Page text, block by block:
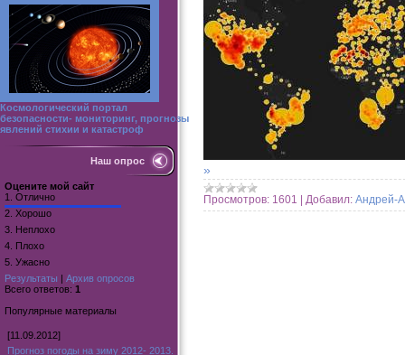
Космологический портал
безопасности- мониторинг, прогнозы
явлений стихии и катастроф
Наш опрос
Оцените мой сайт
1. Отлично
2. Хорошо
3. Неплохо
4. Плохо
5. Ужасно
Результаты | Архив опросов
Всего ответов: 1
Популярные материалы
[11.09.2012]
Прогноз погоды на зиму 2012- 2013.
»
Просмотров: 1601 Добавил: Андрей-